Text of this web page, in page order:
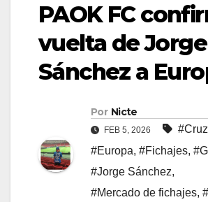
PAOK FC
vuelta de Jorge
Sánchez a
Por Nicte
FEB 5, 2026
#Europa, #Fichajes,
#Jorge Sánchez,
#Mercado de fichajes,